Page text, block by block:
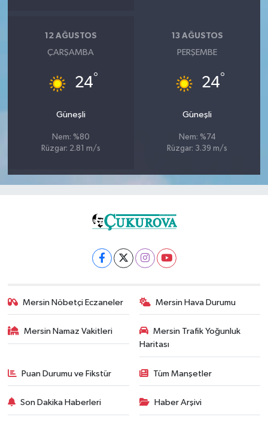
12 AĞUSTOS
ÇARŞAMBA
24°
Güneşli
Nem: %80
Rüzgar: 2.81 m/s
13 AĞUSTOS
PERŞEMBE
24°
Güneşli
Nem: %74
Rüzgar: 3.39 m/s
Mersin Nöbetçi Eczaneler Mersin Hava Durumu
Mersin Namaz Vakitleri
Mersin Trafik Yoğunluk
Haritası
Puan Durumu ve Fikstür Tüm Manşetler
Son Dakika Haberleri Haber Arşivi